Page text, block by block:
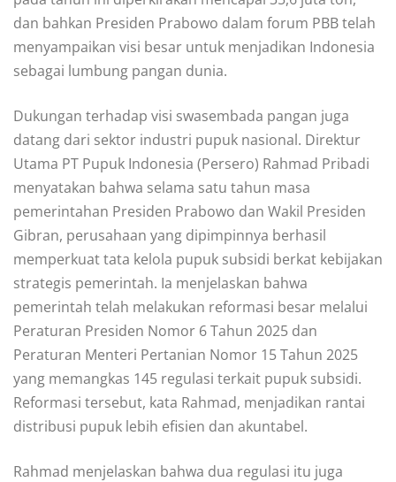
dan bahkan Presiden Prabowo dalam forum PBB telah
menyampaikan visi besar untuk menjadikan Indonesia
sebagai lumbung pangan dunia.
Dukungan terhadap visi swasembada pangan juga
datang dari sektor industri pupuk nasional. Direktur
Utama PT Pupuk Indonesia (Persero) Rahmad Pribadi
menyatakan bahwa selama satu tahun masa
pemerintahan Presiden Prabowo dan Wakil Presiden
Gibran, perusahaan yang dipimpinnya berhasil
memperkuat tata kelola pupuk subsidi berkat kebijakan
strategis pemerintah. Ia menjelaskan bahwa
pemerintah telah melakukan reformasi besar melalui
Peraturan Presiden Nomor 6 Tahun 2025 dan
Peraturan Menteri Pertanian Nomor 15 Tahun 2025
yang memangkas 145 regulasi terkait pupuk subsidi.
Reformasi tersebut, kata Rahmad, menjadikan rantai
distribusi pupuk lebih efisien dan akuntabel.
Rahmad menjelaskan bahwa dua regulasi itu juga